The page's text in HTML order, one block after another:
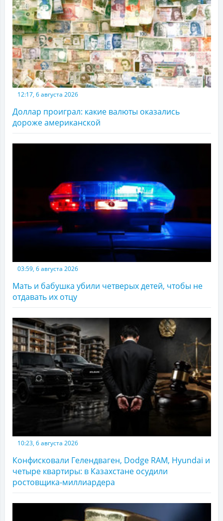
12:17, 6 августа 2026
Доллар проиграл: какие валюты оказались
дороже американской
03:59, 6 августа 2026
Мать и бабушка убили четверых детей, чтобы не
отдавать их отцу
10:23, 6 августа 2026
Конфисковали Гелендваген, Dodge RAM, Hyundai и
четыре квартиры: в Казахстане осудили
ростовщика-миллиардера